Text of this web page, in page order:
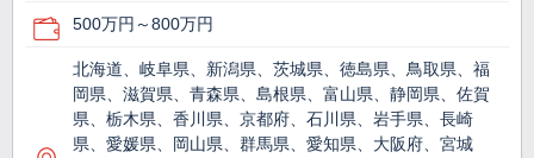
500万円～800万円
北海道、岐阜県、新潟県、茨城県、徳島県、鳥取県、福
岡県、滋賀県、青森県、島根県、富山県、静岡県、佐賀
県、栃木県、香川県、京都府、石川県、岩手県、長崎
県、愛媛県、岡山県、群馬県、愛知県、大阪府、宮城